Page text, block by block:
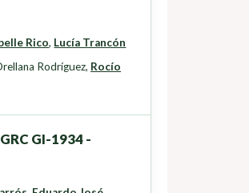
Rico, Lucía Trancón
Rodríguez, Rocío
GI-1934 -